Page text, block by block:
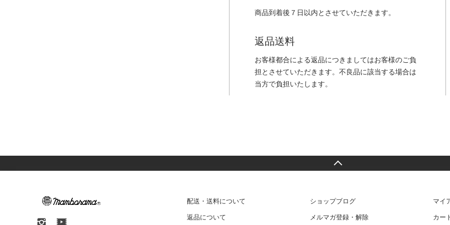
商品到着後７日以内とさせていただきます。
返品送料
お客様都合による返品につきましてはお客様のご負
担とさせていただきます。不良品に該当する場合は
当方で負担いたします。
配送・送料について
返品について
ショップブログ
メルマガ登録・解除
マイ
カー